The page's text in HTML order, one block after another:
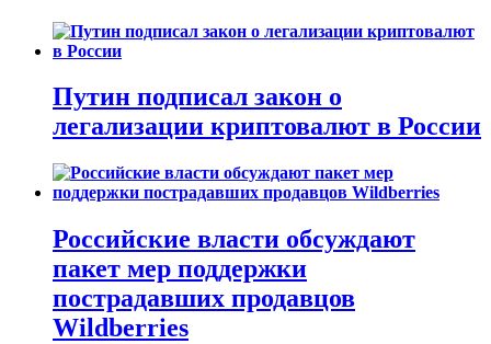
Путин подписал закон о
легализации криптовалют в России
Российские власти обсуждают
пакет мер поддержки
пострадавших продавцов
Wildberries